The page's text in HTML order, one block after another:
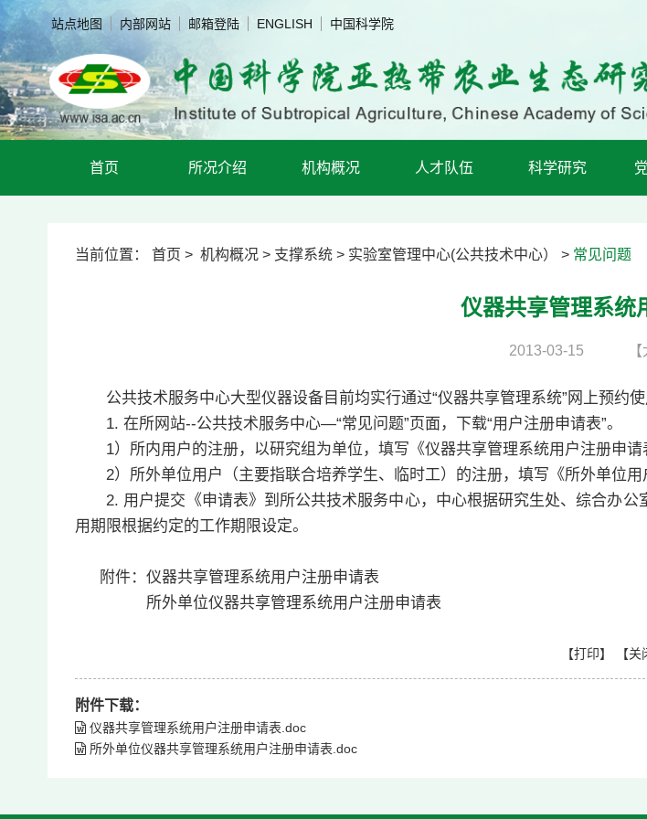
站点地图 内部网站 邮箱登陆 ENGLISH 中国科学院
首页 所况介绍 机构概况 人才队伍 科学研究
当前位置： 首页 > 机构概况 > 支撑系统 > 实验室管理中心(公共技术中心） > 常见问题
仪器共享管理系统
2013-03-15 【
公共技术服务中心大型仪器设备目前均实行通过“仪器共享管理系统”网上预约使
1. 在所网站--公共技术服务中心—“常见问题”页面，下载“用户注册申请表”。
1）所内用户的注册，以研究组为单位，填写《仪器共享管理系统用户注册申请
2）所外单位用户（主要指联合培养学生、临时工）的注册，填写《所外单位用
2. 用户提交《申请表》到所公共技术服务中心，中心根据研究生处、综合办公
用期限根据约定的工作期限设定。
附件：仪器共享管理系统用户注册申请表
所外单位仪器共享管理系统用户注册申请表
【打印】 【关
附件下载：
仪器共享管理系统用户注册申请表.doc
所外单位仪器共享管理系统用户注册申请表.doc